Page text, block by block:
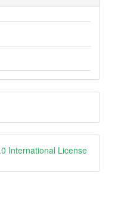
International License